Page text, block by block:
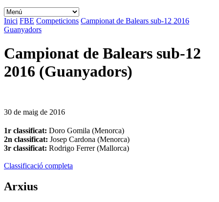
Inici FBE Competicions Campionat de Balears sub-12 2016
Guanyadors
Campionat de Balears sub-12
2016 (Guanyadors)
30 de maig de 2016
1r classificat: Doro Gomila (Menorca)
2n classificat: Josep Cardona (Menorca)
3r classificat: Rodrigo Ferrer (Mallorca)
Classificació completa
Arxius